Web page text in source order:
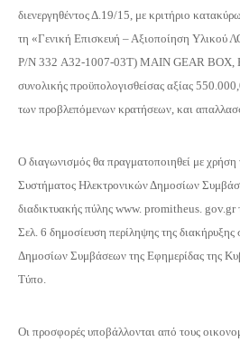
διενεργηθέντος Δ.19/15, με κριτήριο
τη «Γενική Επισκευή – Αξιοποίηση Υλικού
P/N 332 Α32-1007-03Τ) MAIN GEAR BOX,
συνολικής προϋπολογισθείσας αξίας
των προβλεπόμενων κρατήσεων, και
Ο διαγωνισμός θα πραγματοποιηθεί με
Συστήματος Ηλεκτρονικών Δημοσίων
διαδικτυακής πύλης www. promitheus. gov.gr
Σελ. 6 δημοσίευση περίληψης της
Δημοσίων Συμβάσεων της Εφημερίδας της
Τύπο.
Οι προσφορές υποβάλλονται από τους